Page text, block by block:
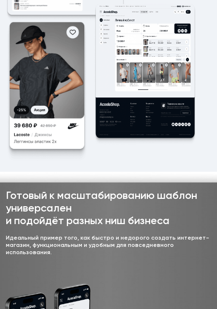
Готовый к масштабированию шаблон
универсален
и подойдёт разных ниш бизнеса
Идеальный пример того, как быстро и недорого создать интернет-
магазин, функциональным и удобным для повседневного
использования.